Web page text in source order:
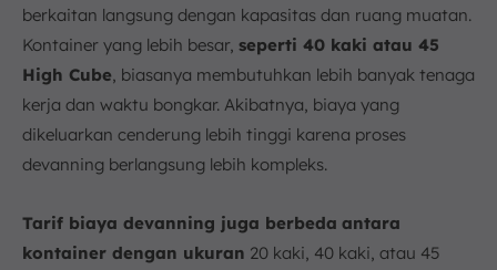
berkaitan langsung dengan kapasitas dan ruang muatan.
Kontainer yang lebih besar, seperti 40 kaki atau 45
High Cube , biasanya membutuhkan lebih banyak tenaga
kerja dan waktu bongkar. Akibatnya, biaya yang
dikeluarkan cenderung lebih tinggi karena proses
devanning berlangsung lebih kompleks.
Tarif biaya devanning juga berbeda antara
kontainer dengan ukuran 20 kaki, 40 kaki, atau 45